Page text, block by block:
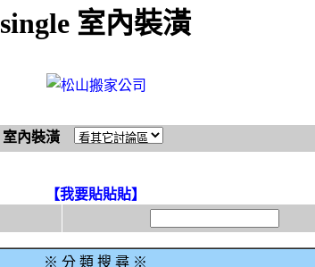
single 室內裝潢
室內裝潢
【我要貼貼貼】
※ 分 類 搜 尋 ※